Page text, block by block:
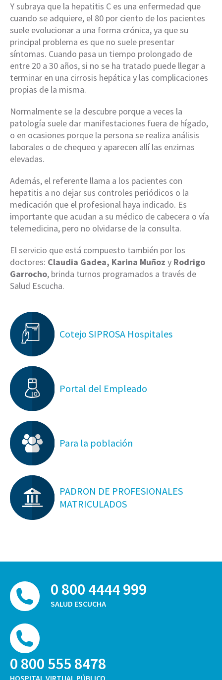
Y subraya que la hepatitis C es una enfermedad que
cuando se adquiere, el 80 por ciento de los pacientes
suele evolucionar a una forma crónica, ya que su
principal problema es que no suele presentar
síntomas. Cuando pasa un tiempo prolongado de
entre 20 a 30 años, si no se ha tratado puede llegar a
terminar en una cirrosis hepática y las complicaciones
propias de la misma.
Normalmente se la descubre porque a veces la
patología suele dar manifestaciones fuera de hígado,
o en ocasiones porque la persona se realiza análisis
laborales o de chequeo y aparecen allí las enzimas
elevadas.
Además, el referente llama a los pacientes con
hepatitis a no dejar sus controles periódicos o la
medicación que el profesional haya indicado. Es
importante que acudan a su médico de cabecera o vía
telemedicina, pero no olvidarse de la consulta.
El servicio que está compuesto también por los
doctores: Claudia Gadea, Karina Muñoz y Rodrigo
Garrocho, brinda turnos programados a través de
Salud Escucha.
Cotejo SIPROSA Hospitales
Portal del Empleado
Para la población
PADRON DE PROFESIONALES
MATRICULADOS
0 800 4444 999
SALUD ESCUCHA
0 800 555 8478